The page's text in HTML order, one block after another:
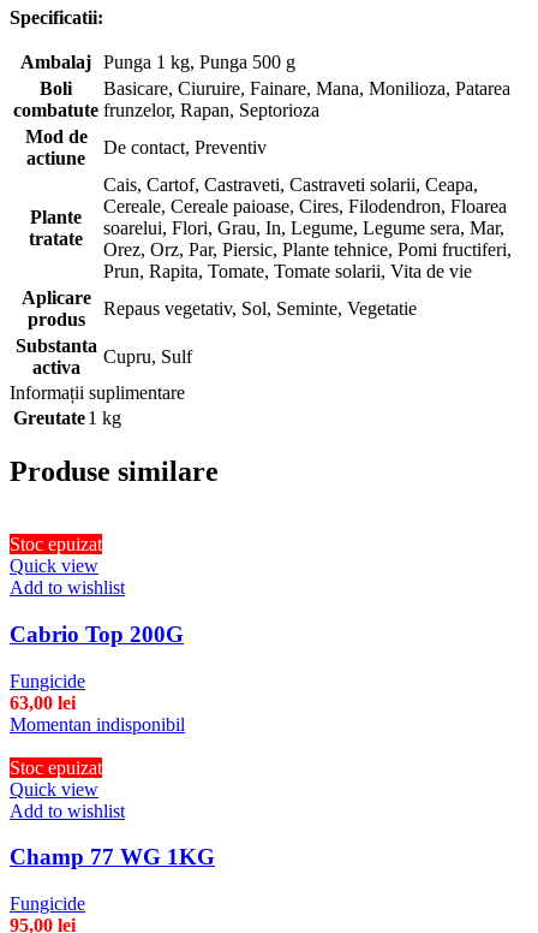
Specificatii:
Ambalaj Punga 1 kg, Punga 500 g
Boli
combatute
Basicare, Ciuruire, Fainare, Mana, Monilioza, Patarea
frunzelor, Rapan, Septorioza
Mod de
actiune
De contact, Preventiv
Plante
tratate
Cais, Cartof, Castraveti, Castraveti solarii, Ceapa,
Cereale, Cereale paioase, Cires, Filodendron, Floarea
soarelui, Flori, Grau, In, Legume, Legume sera, Mar,
Orez, Orz, Par, Piersic, Plante tehnice, Pomi fructiferi,
Prun, Rapita, Tomate, Tomate solarii, Vita de vie
Aplicare
produs
Repaus vegetativ, Sol, Seminte, Vegetatie
Substanta
activa
Cupru, Sulf
Informații suplimentare
Greutate1 kg
Produse similare
Stoc epuizat
Quick view
Add to wishlist
Cabrio Top 200G
Fungicide
63,00 lei
Momentan indisponibil
Stoc epuizat
Quick view
Add to wishlist
Champ 77 WG 1KG
Fungicide
95,00 lei